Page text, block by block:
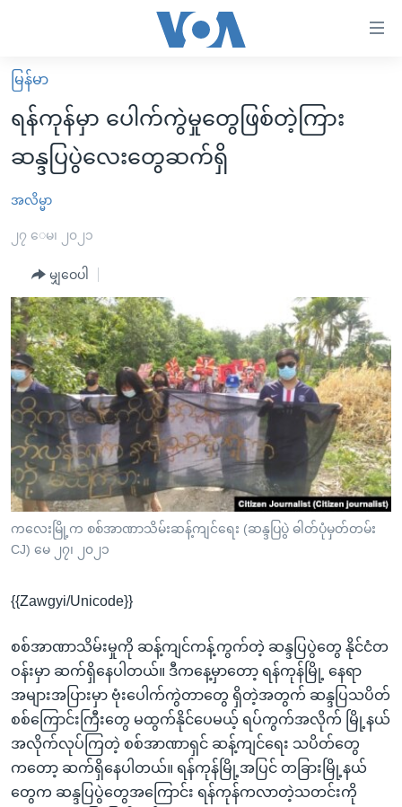
လွယ်ကူ
စေ
Link
များ
ပင်မ
ကျော်
ကြည့်
ရန်
ပင်မ
အ
ညွန်း
စာမျက်နှာ
သို့
ကျော်
ကြည့်
ရန်
ရန်
သို့
ကျော်
ရန်
မူလစာမျက်နှာ
မြန်မာ
ကမ္ဘာ့သတင်းများ
နိုင်ငံတကာ
အစ္စရေး-ပါလက်စတိုင်း
ဗွီဒီယို
အင်္ဂလိပ်စာလေ့လာမယ်
အမေရိကန်သုံးအီဒီယံ
မကြေးမုံရဲ့ အင်္ဂလိပ်စာ
ရုပ်ရှင်ထဲက အင်္ဂလိပ်စာ
သုတပဒေသာ အင်္ဂလိပ်စာ
အပတ်စဉ်ကဏ္ဍများ
ရေဒီယို
တီဗွီ
ရေဒီယိုနှင့်ရုပ်သံ အချက်အလက်များ
ရေဒီယို/တီဗွီအစီအစဉ်
Learning English
ဗွီအိုအေ လူမှုကွန်ယက်များ
မြန်မာ
ရန်ကုန်မှာ ပေါက်ကွဲမှုတွေဖြစ်တဲ့ကြား
ဆန္ဒပြပွဲလေးတွေဆက်ရှိ
အလိမ္မာ
၂၇ ေမ၊ ၂၀၂၁
မျှဝေပါ
ကလေးမြို့က စစ်အာဏာသိမ်းဆန့်ကျင်ရေး (ဆန္ဒပြပွဲ ဓါတ်ပုံမှတ်တမ်း
CJ) မေ ၂၇၊ ၂၀၂၁
{{Zawgyi/Unicode}}
စစ်အာဏာသိမ်းမှုကို ဆန့်ကျင်ကန့်ကွက်တဲ့ ဆန္ဒပြပွဲတွေ နိုင်ငံတ
ဝန်းမှာ ဆက်ရှိနေပါတယ်။ ဒီကနေ့မှာတော့ ရန်ကုန်မြို့ နေရာ
အများအပြားမှာ ဗုံးပေါက်ကွဲတာတွေ ရှိတဲ့အတွက် ဆန္ဒပြသပိတ်
စစ်ကြောင်းကြီးတွေ မထွက်နိုင်ပေမယ့် ရပ်ကွက်အလိုက် မြို့နယ်
အလိုက်လုပ်ကြတဲ့ စစ်အာဏာရှင် ဆန့်ကျင်ရေး သပိတ်တွေ
ကတော့ ဆက်ရှိနေပါတယ်။ ရန်ကုန်မြို့အပြင် တခြားမြို့နယ်
တွေက ဆန္ဒပြပွဲတွေအကြောင်း ရန်ကုန်ကလာတဲ့သတင်းကို